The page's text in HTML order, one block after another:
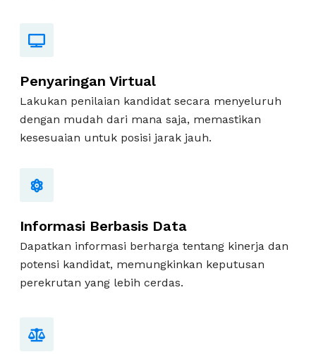
Penyaringan Virtual
Lakukan penilaian kandidat secara menyeluruh
dengan mudah dari mana saja, memastikan
kesesuaian untuk posisi jarak jauh.
Informasi Berbasis Data
Dapatkan informasi berharga tentang kinerja dan
potensi kandidat, memungkinkan keputusan
perekrutan yang lebih cerdas.